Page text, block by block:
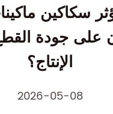
سكاكين
على جودة
الإنتاج؟
2026-05-08